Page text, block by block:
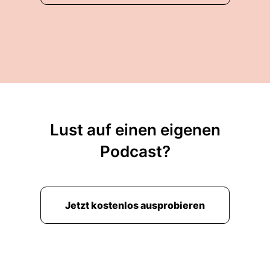
Lust auf einen eigenen
Podcast?
Jetzt kostenlos ausprobieren